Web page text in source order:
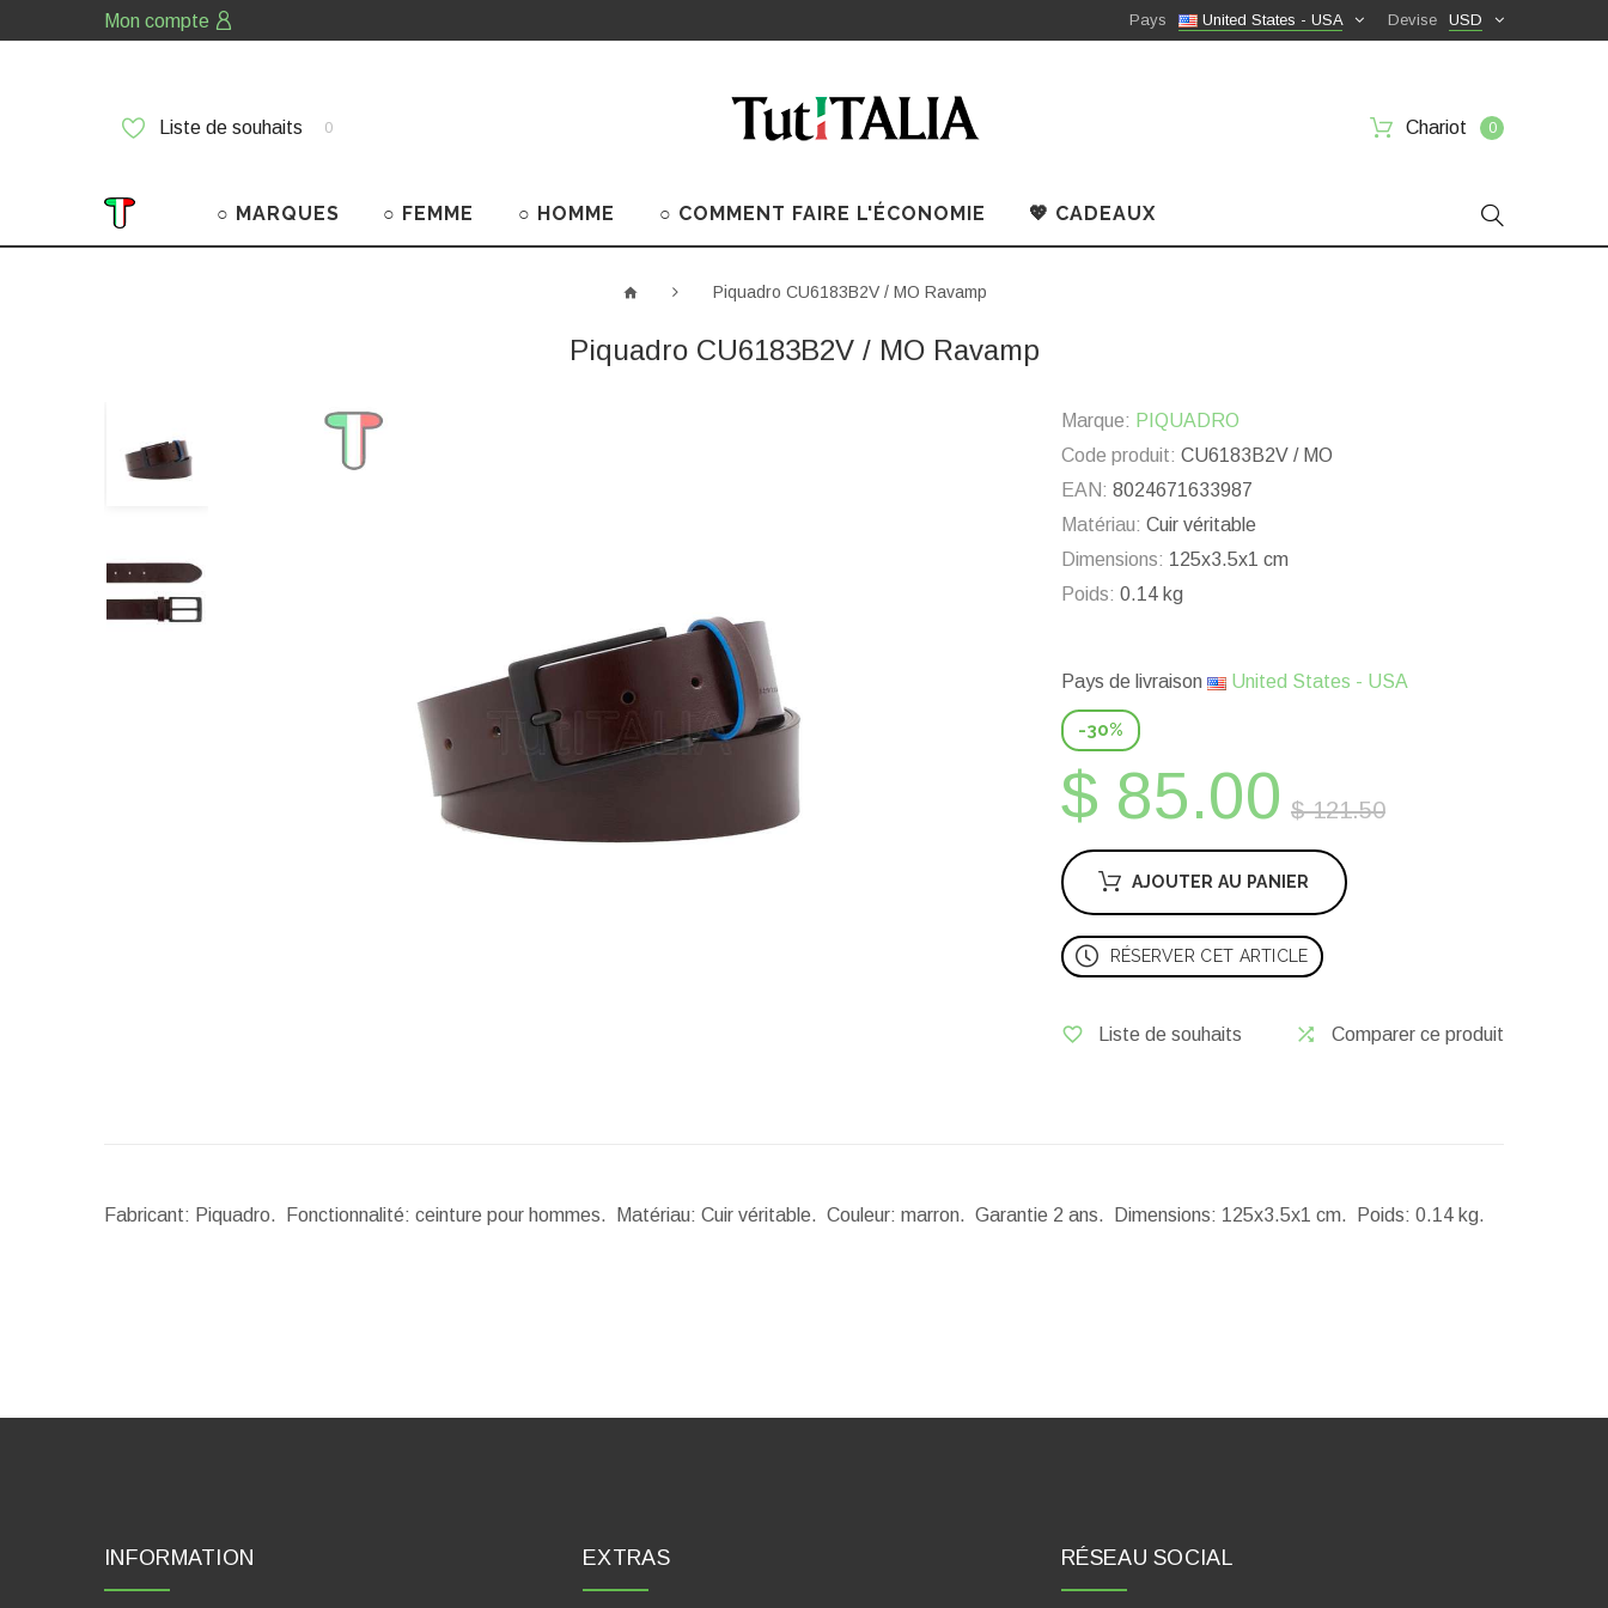
Mon compte USD
Devise
United States - USA
Pays
Liste de souhaits 0 Chariot 0
○ MARQUES ○ FEMME ○ HOMME ○ COMMENT FAIRE L'ÉCONOMIE 💖 CADEAUX
Piquadro CU6183B2V / MO Ravamp
Piquadro CU6183B2V / MO Ravamp
Marque: PIQUADRO
Code produit: CU6183B2V / MO
EAN: 8024671633987
Matériau: Cuir véritable
Dimensions: 125x3.5x1 cm
Poids: 0.14 kg
Pays de livraison United States - USA
-30%
$ 85.00 $ 121.50
AJOUTER AU PANIER
RÉSERVER CET ARTICLE
Liste de souhaits Comparer ce produit
Fabricant: Piquadro. Fonctionnalité: ceinture pour hommes. Matériau: Cuir véritable. Couleur: marron. Garantie 2 ans. Dimensions: 125x3.5x1 cm. Poids: 0.14 kg.
INFORMATION EXTRAS RÉSEAU SOCIAL